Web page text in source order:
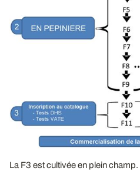
La F3 est cultivée en plein